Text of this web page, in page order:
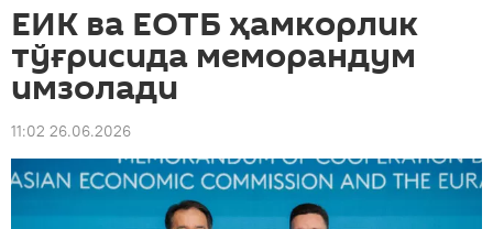
ЕИК ва ЕОТБ ҳамкорлик
тўғрисида меморандум
имзолади
11:02 26.06.2026